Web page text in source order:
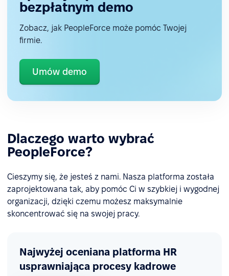
bezpłatnym demo
Zobacz, jak PeopleForce może pomóc Twojej
firmie.
Umów demo
Dlaczego warto wybrać
PeopleForce?
Cieszymy się, że jesteś z nami. Nasza platforma została
zaprojektowana tak, aby pomóc Ci w szybkiej i wygodnej
organizacji, dzięki czemu możesz maksymalnie
skoncentrować się na swojej pracy.
Najwyżej oceniana platforma HR
usprawniająca procesy kadrowe